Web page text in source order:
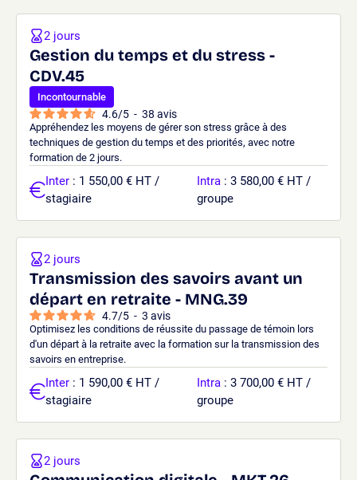
Gestion du temps et du stress -
CDV.45
Incontournable
4.6/5 - 38 avis
Appréhendez les moyens de gérer son stress grâce à des
techniques de gestion du temps et des priorités, avec notre
formation de 2 jours.
2 jours
Inter : 1 550,00 € HT /
stagiaire
Intra : 3 580,00 € HT /
groupe
Transmission des savoirs avant un
départ en retraite - MNG.39
4.7/5 - 3 avis
Optimisez les conditions de réussite du passage de témoin lors
d'un départ à la retraite avec la formation sur la transmission des
savoirs en entreprise.
2 jours
Inter : 1 590,00 € HT /
stagiaire
Intra : 3 700,00 € HT /
groupe
2 jours